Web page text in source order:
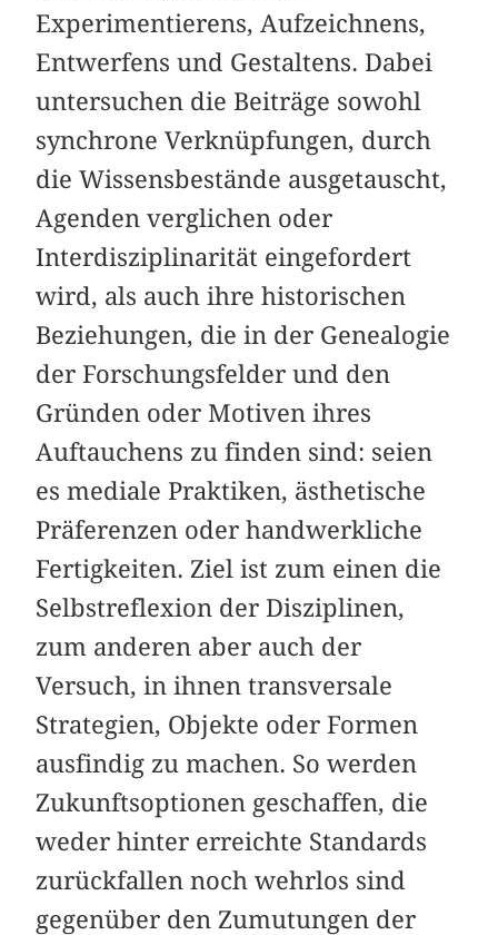
Experimentierens, Aufzeichnens,
Entwerfens und Gestaltens. Dabei
untersuchen die Beiträge sowohl
synchrone Verknüpfungen, durch
die Wissensbestände ausgetauscht,
Agenden verglichen oder
Interdisziplinarität eingefordert
wird, als auch ihre historischen
Beziehungen, die in der Genealogie
der Forschungsfelder und den
Gründen oder Motiven ihres
Auftauchens zu finden sind: seien
es mediale Praktiken, ästhetische
Präferenzen oder handwerkliche
Fertigkeiten. Ziel ist zum einen die
Selbstreflexion der Disziplinen,
zum anderen aber auch der
Versuch, in ihnen transversale
Strategien, Objekte oder Formen
ausfindig zu machen. So werden
Zukunftsoptionen geschaffen, die
weder hinter erreichte Standards
zurückfallen noch wehrlos sind
gegenüber den Zumutungen der